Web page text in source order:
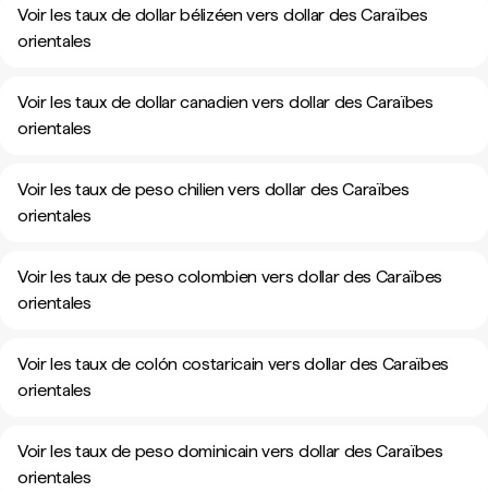
Voir les taux de dollar bélizéen vers dollar des Caraïbes
orientales
Voir les taux de dollar canadien vers dollar des Caraïbes
orientales
Voir les taux de peso chilien vers dollar des Caraïbes
orientales
Voir les taux de peso colombien vers dollar des Caraïbes
orientales
Voir les taux de colón costaricain vers dollar des Caraïbes
orientales
Voir les taux de peso dominicain vers dollar des Caraïbes
orientales